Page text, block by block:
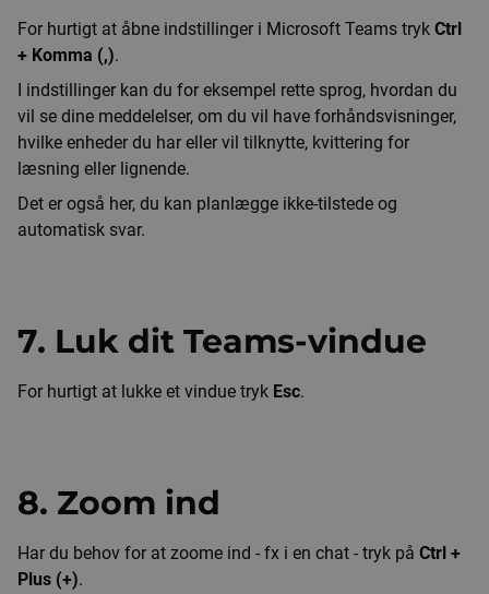
For hurtigt at åbne indstillinger i Microsoft Teams tryk Ctrl
+ Komma (,).
I indstillinger kan du for eksempel rette sprog, hvordan du
vil se dine meddelelser, om du vil have forhåndsvisninger,
hvilke enheder du har eller vil tilknytte, kvittering for
læsning eller lignende.
Det er også her, du kan planlægge ikke-tilstede og
automatisk svar.
7. Luk dit Teams-vindue
For hurtigt at lukke et vindue tryk Esc.
8. Zoom ind
Har du behov for at zoome ind - fx i en chat - tryk på Ctrl +
Plus (+).